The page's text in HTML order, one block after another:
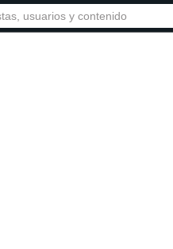
ARTISTAS RED SOCIAL